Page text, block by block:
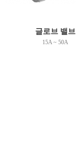
글로브 밸브
15A ~ 50A